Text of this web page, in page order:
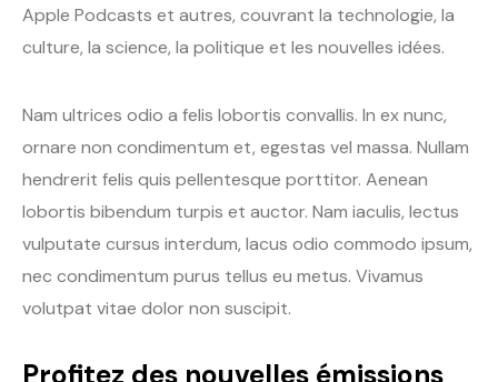
Apple Podcasts et autres, couvrant la technologie, la
culture, la science, la politique et les nouvelles idées.
Nam ultrices odio a felis lobortis convallis. In ex nunc,
ornare non condimentum et, egestas vel massa. Nullam
hendrerit felis quis pellentesque porttitor. Aenean
lobortis bibendum turpis et auctor. Nam iaculis, lectus
vulputate cursus interdum, lacus odio commodo ipsum,
nec condimentum purus tellus eu metus. Vivamus
volutpat vitae dolor non suscipit.